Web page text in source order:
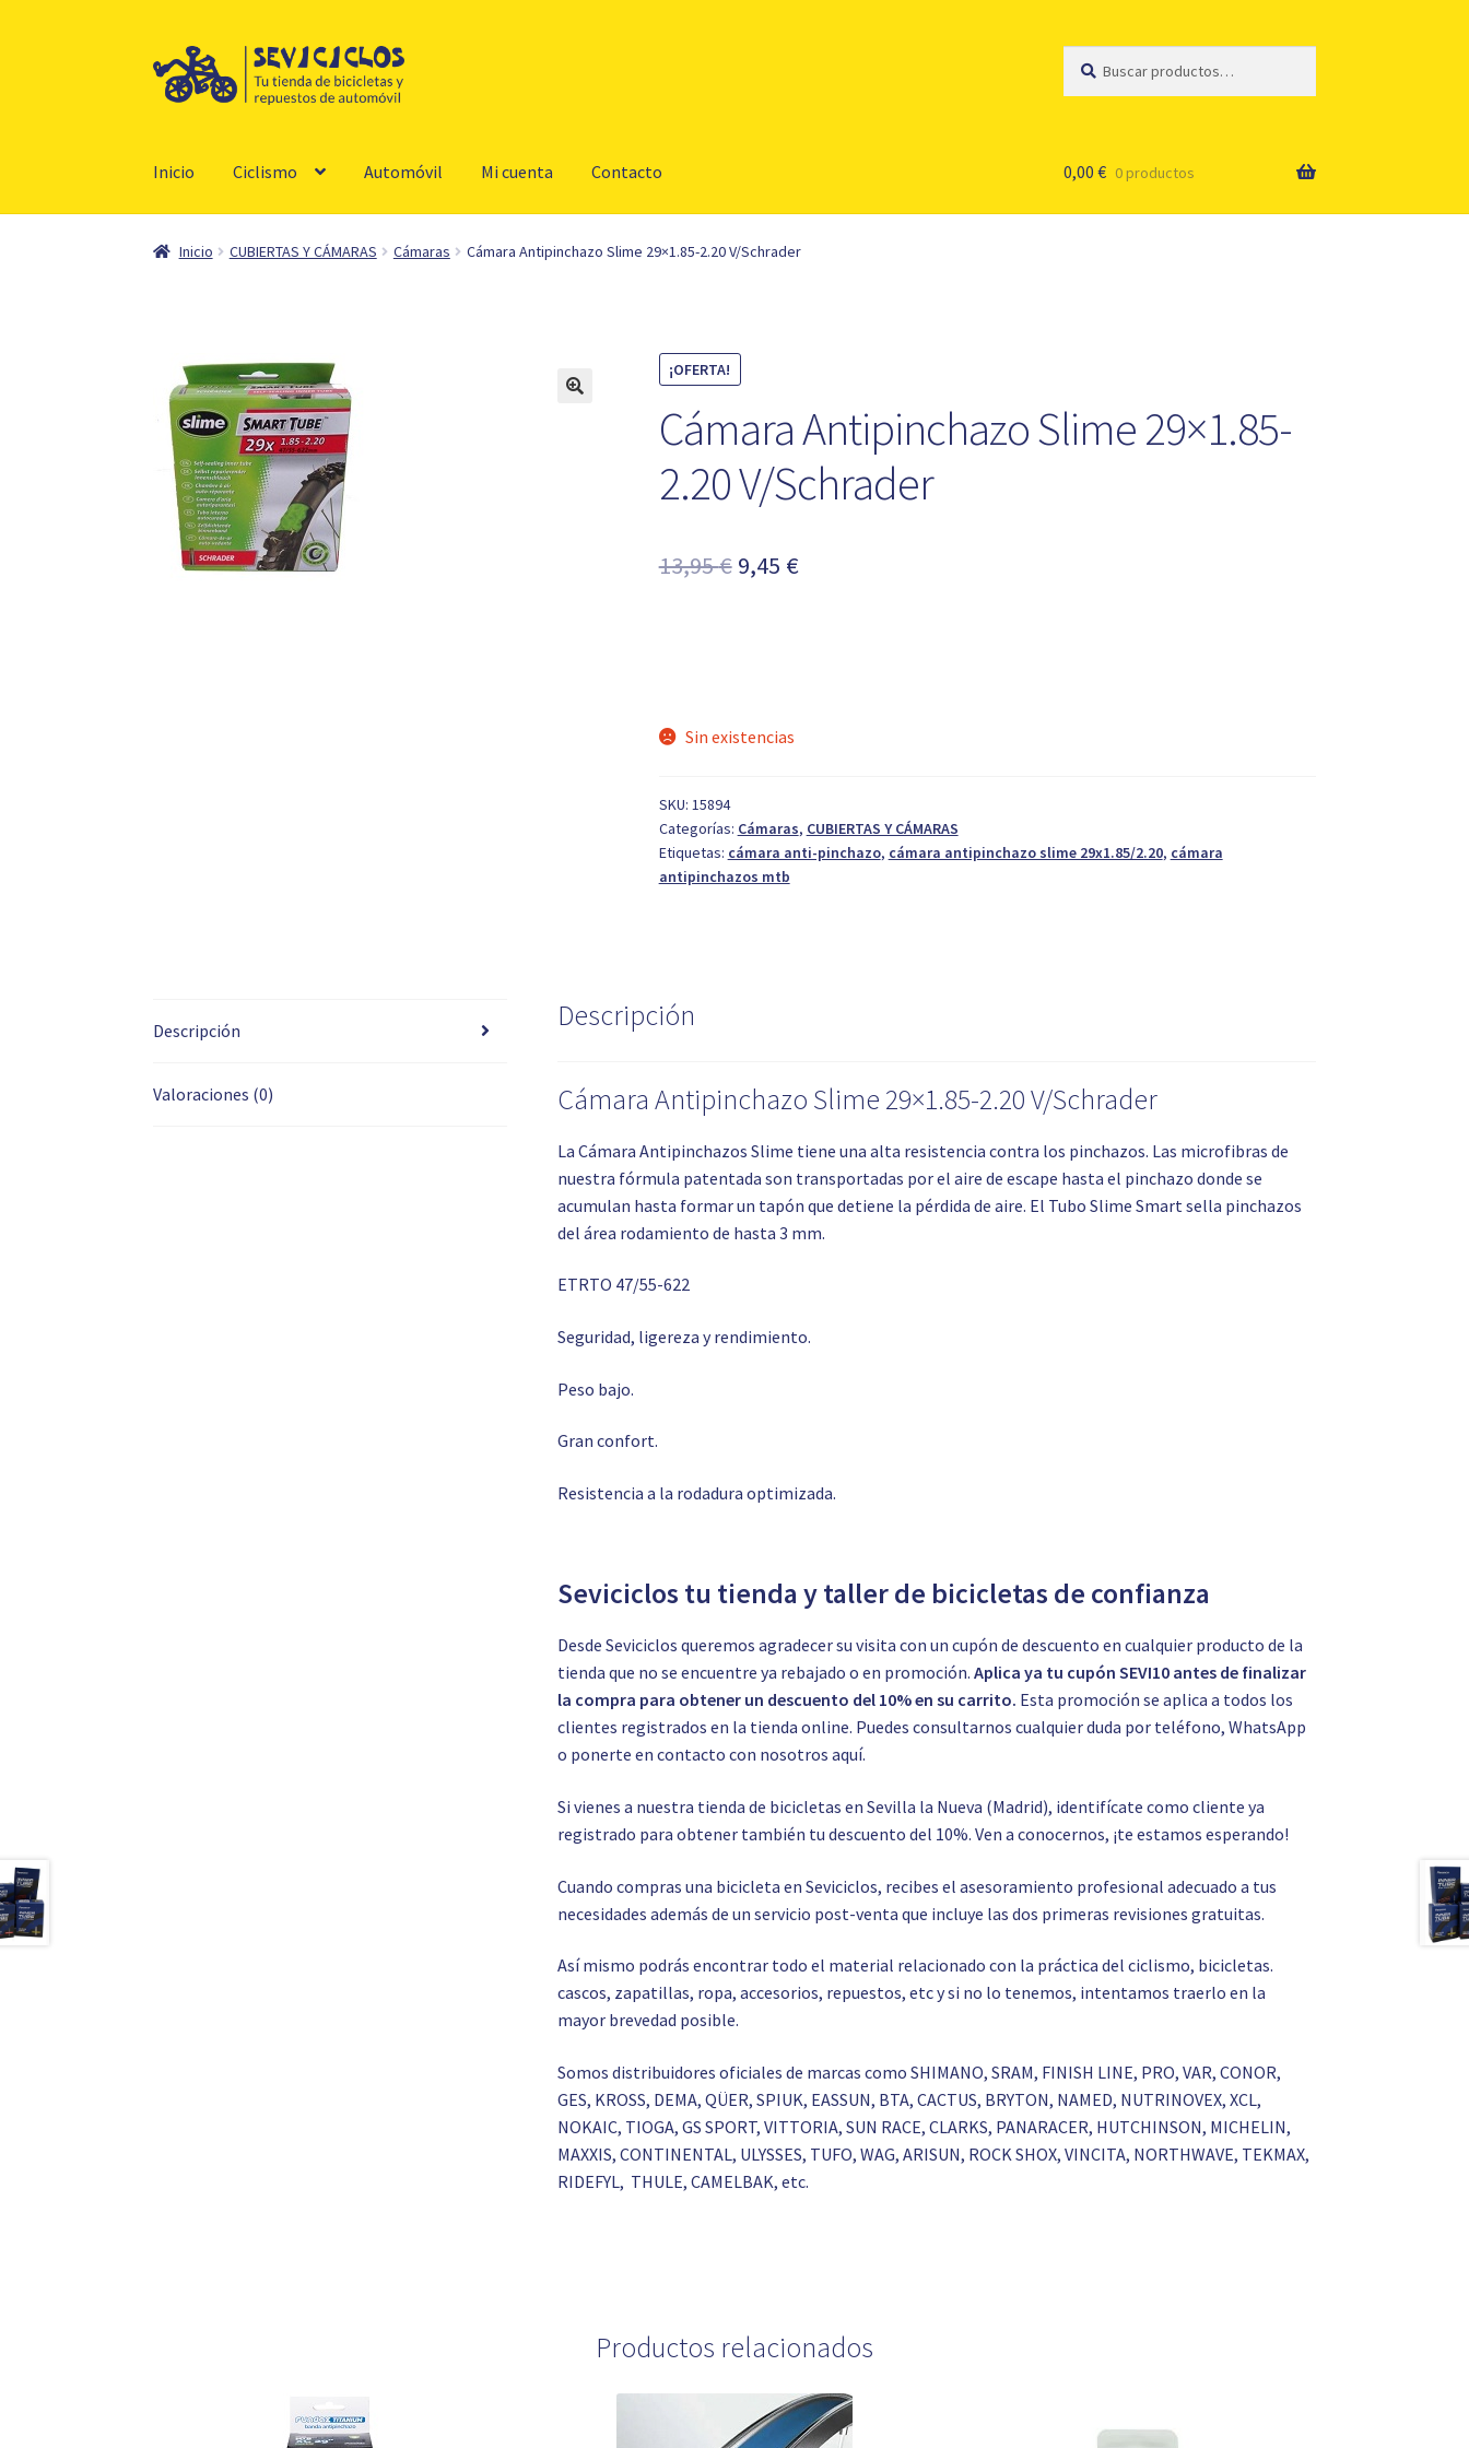
Ir
a
Ir
al
por:
Inicio Ciclismo Automóvil Mi cuenta Contacto 0,00 € 0 productos
Inicio CUBIERTAS Y CÁMARAS Cámaras Cámara Antipinchazo Slime 29×1.85-2.20 V/Schrader
¡OFERTA!
Cámara Antipinchazo Slime 29×1.85-
2.20 V/Schrader
13,95€ El
9,45 €El
Sin existencias
SKU: 15894
Categorías: Cámaras, CUBIERTAS Y CÁMARAS
Etiquetas: cámara anti-pinchazo, cámara antipinchazo slime 29x1.85/2.20, cámara
antipinchazos mtb
Descripción
Valoraciones (0)
Descripción
Cámara Antipinchazo Slime 29×1.85-2.20 V/Schrader
La Cámara Antipinchazos Slime tiene una alta resistencia contra los pinchazos. Las microfibras de
nuestra fórmula patentada son transportadas por el aire de escape hasta el pinchazo donde se
acumulan hasta formar un tapón que detiene la pérdida de aire. El Tubo Slime Smart sella pinchazos
del área rodamiento de hasta 3 mm.
ETRTO 47/55-622
Seguridad, ligereza y rendimiento.
Peso bajo.
Gran confort.
Resistencia a la rodadura optimizada.
Seviciclos tu tienda y taller de bicicletas de confianza
Desde Seviciclos queremos agradecer su visita con un cupón de descuento en cualquier producto de la
tienda que no se encuentre ya rebajado o en promoción.Aplica ya tu cupón SEVI10 antes de finalizar
la compra para obtener un descuento del 10% en su carrito. Esta promoción se aplica a todos los
clientes registrados en la tienda online. Puedes consultarnos cualquier duda por teléfono, WhatsApp
o ponerte en contacto con nosotrosaquí.
Si vienes a nuestra tienda de bicicletas en Sevilla la Nueva (Madrid), identifícate como cliente ya
registrado para obtener también tu descuento del 10%. Ven a conocernos, ¡te estamos esperando!
Cuando compras una bicicleta en Seviciclos, recibes el asesoramiento profesional adecuado a tus
necesidades además de un servicio post-venta que incluye las dos primeras revisiones gratuitas.
Así mismo podrás encontrar todo el material relacionado con la práctica del ciclismo, bicicletas.
cascos, zapatillas, ropa, accesorios, repuestos, etc y si no lo tenemos, intentamos traerlo en la
mayor brevedad posible.
Somos distribuidores oficiales de marcas como SHIMANO, SRAM, FINISH LINE, PRO, VAR, CONOR,
GES, KROSS, DEMA, QÜER, SPIUK, EASSUN, BTA, CACTUS, BRYTON, NAMED, NUTRINOVEX, XCL,
NOKAIC, TIOGA, GS SPORT, VITTORIA, SUN RACE, CLARKS, PANARACER, HUTCHINSON, MICHELIN,
MAXXIS, CONTINENTAL, ULYSSES, TUFO, WAG, ARISUN, ROCK SHOX, VINCITA, NORTHWAVE, TEKMAX,
RIDEFYL, THULE, CAMELBAK, etc.
Productos relacionados